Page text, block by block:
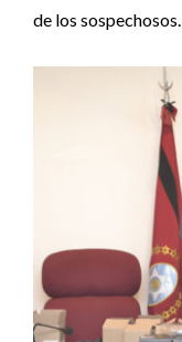
de los sospechosos.